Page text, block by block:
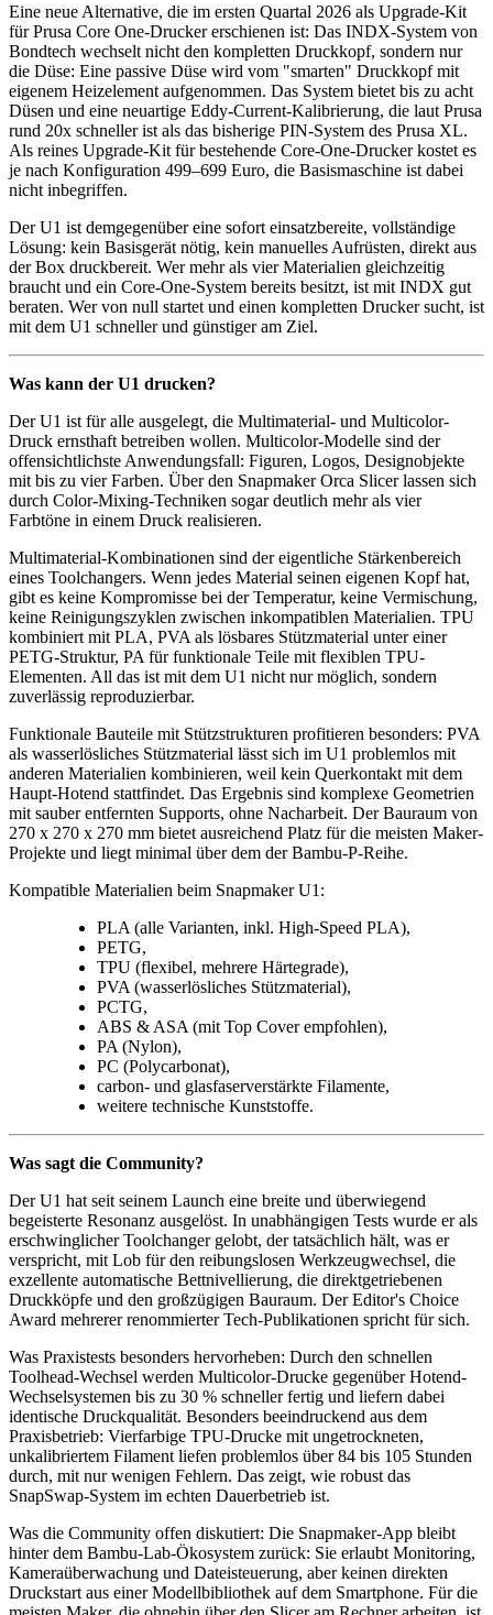
Eine neue Alternative, die im ersten Quartal 2026 als Upgrade-Kit
für Prusa Core One-Drucker erschienen ist: Das INDX-System von
Bondtech wechselt nicht den kompletten Druckkopf, sondern nur
die Düse: Eine passive Düse wird vom "smarten" Druckkopf mit
eigenem Heizelement aufgenommen. Das System bietet bis zu acht
Düsen und eine neuartige Eddy-Current-Kalibrierung, die laut Prusa
rund 20x schneller ist als das bisherige PIN-System des Prusa XL.
Als reines Upgrade-Kit für bestehende Core-One-Drucker kostet es
je nach Konfiguration 499–699 Euro, die Basismaschine ist dabei
nicht inbegriffen.
Der U1 ist demgegenüber eine sofort einsatzbereite, vollständige
Lösung: kein Basisgerät nötig, kein manuelles Aufrüsten, direkt aus
der Box druckbereit. Wer mehr als vier Materialien gleichzeitig
braucht und ein Core-One-System bereits besitzt, ist mit INDX gut
beraten. Wer von null startet und einen kompletten Drucker sucht, ist
mit dem U1 schneller und günstiger am Ziel.
Was kann der U1 drucken?
Der U1 ist für alle ausgelegt, die Multimaterial- und Multicolor-
Druck ernsthaft betreiben wollen. Multicolor-Modelle sind der
offensichtlichste Anwendungsfall: Figuren, Logos, Designobjekte
mit bis zu vier Farben. Über den Snapmaker Orca Slicer lassen sich
durch Color-Mixing-Techniken sogar deutlich mehr als vier
Farbtöne in einem Druck realisieren.
Multimaterial-Kombinationen sind der eigentliche Stärkenbereich
eines Toolchangers. Wenn jedes Material seinen eigenen Kopf hat,
gibt es keine Kompromisse bei der Temperatur, keine Vermischung,
keine Reinigungszyklen zwischen inkompatiblen Materialien. TPU
kombiniert mit PLA, PVA als lösbares Stützmaterial unter einer
PETG-Struktur, PA für funktionale Teile mit flexiblen TPU-
Elementen. All das ist mit dem U1 nicht nur möglich, sondern
zuverlässig reproduzierbar.
Funktionale Bauteile mit Stützstrukturen profitieren besonders: PVA
als wasserlösliches Stützmaterial lässt sich im U1 problemlos mit
anderen Materialien kombinieren, weil kein Querkontakt mit dem
Haupt-Hotend stattfindet. Das Ergebnis sind komplexe Geometrien
mit sauber entfernten Supports, ohne Nacharbeit. Der Bauraum von
270 x 270 x 270 mm bietet ausreichend Platz für die meisten Maker-
Projekte und liegt minimal über dem der Bambu-P-Reihe.
Kompatible Materialien beim Snapmaker U1:
PLA (alle Varianten, inkl. High-Speed PLA),
PETG,
TPU (flexibel, mehrere Härtegrade),
PVA (wasserlösliches Stützmaterial),
PCTG,
ABS & ASA (mit Top Cover empfohlen),
PA (Nylon),
PC (Polycarbonat),
carbon- und glasfaserverstärkte Filamente,
weitere technische Kunststoffe.
Was sagt die Community?
Der U1 hat seit seinem Launch eine breite und überwiegend
begeisterte Resonanz ausgelöst. In unabhängigen Tests wurde er als
erschwinglicher Toolchanger gelobt, der tatsächlich hält, was er
verspricht, mit Lob für den reibungslosen Werkzeugwechsel, die
exzellente automatische Bettnivellierung, die direktgetriebenen
Druckköpfe und den großzügigen Bauraum. Der Editor's Choice
Award mehrerer renommierter Tech-Publikationen spricht für sich.
Was Praxistests besonders hervorheben: Durch den schnellen
Toolhead-Wechsel werden Multicolor-Drucke gegenüber Hotend-
Wechselsystemen bis zu 30 % schneller fertig und liefern dabei
identische Druckqualität. Besonders beeindruckend aus dem
Praxisbetrieb: Vierfarbige TPU-Drucke mit ungetrockneten,
unkalibriertem Filament liefen problemlos über 84 bis 105 Stunden
durch, mit nur wenigen Fehlern. Das zeigt, wie robust das
SnapSwap-System im echten Dauerbetrieb ist.
Was die Community offen diskutiert: Die Snapmaker-App bleibt
hinter dem Bambu-Lab-Ökosystem zurück: Sie erlaubt Monitoring,
Kameraüberwachung und Dateisteuerung, aber keinen direkten
Druckstart aus einer Modellbibliothek auf dem Smartphone. Für die